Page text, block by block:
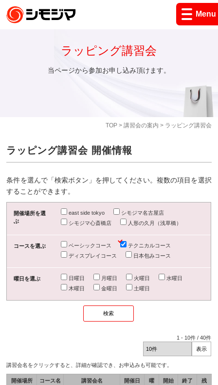
Menu
TOP> 講習会の案内 > ラッピング講習会
ラッピング講習会
当ページから参加お申し込み頂けます。
ラッピング講習会 開催情報
条件を選んで「検索ボタン」を押してください。複数の項目を選択
することができます。
開催場所を選
ぶ
east side tokyo
シモジマ名古屋店
シモジマ心斎橋店
人形の久月（浅草橋）
コースを選ぶ ベーシックコース
テクニカルコース
ディスプレイコース
日本包みコース
曜日を選ぶ 日曜日 月曜日 火曜日
水曜日
木曜日
金曜日 土曜日
1 - 10件 /40件
講習会名をクリックすると、詳細が確認でき、お申込みも可能です。
開催場所 コース名 講習会名 開催日
曜
開始
終了
残